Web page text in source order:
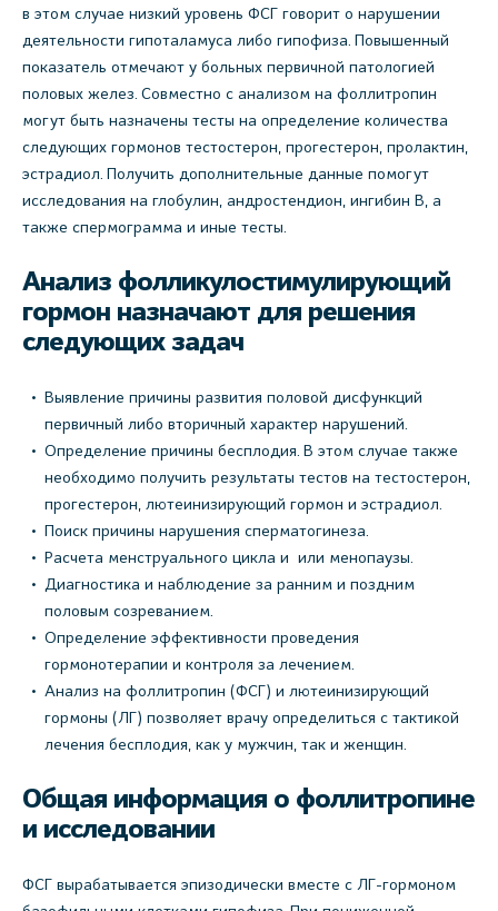
в этом случае низкий уровень ФСГ говорит о нарушении
деятельности гипоталамуса либо гипофиза. Повышенный
показатель отмечают у больных первичной патологией
половых желез. Совместно с анализом на фоллитропин
могут быть назначены тесты на определение количества
следующих гормонов тестостерон, прогестерон, пролактин,
эстрадиол. Получить дополнительные данные помогут
исследования на глобулин, андростендион, ингибин B, а
также спермограмма и иные тесты.
Анализ фолликулостимулирующий
гормон назначают для решения
следующих задач
Выявление причины развития половой дисфункций
первичный либо вторичный характер нарушений.
Определение причины бесплодия. В этом случае также
необходимо получить результаты тестов на тестостерон,
прогестерон, лютеинизирующий гормон и эстрадиол.
Поиск причины нарушения сперматогинеза.
Расчета менструального цикла и или менопаузы.
Диагностика и наблюдение за ранним и поздним
половым созреванием.
Определение эффективности проведения
гормонотерапии и контроля за лечением.
Анализ на фоллитропин (ФСГ) и лютеинизирующий
гормоны (ЛГ) позволяет врачу определиться с тактикой
лечения бесплодия, как у мужчин, так и женщин.
Общая информация о фоллитропине
и исследовании
ФСГ вырабатывается эпизодически вместе с ЛГ-гормоном